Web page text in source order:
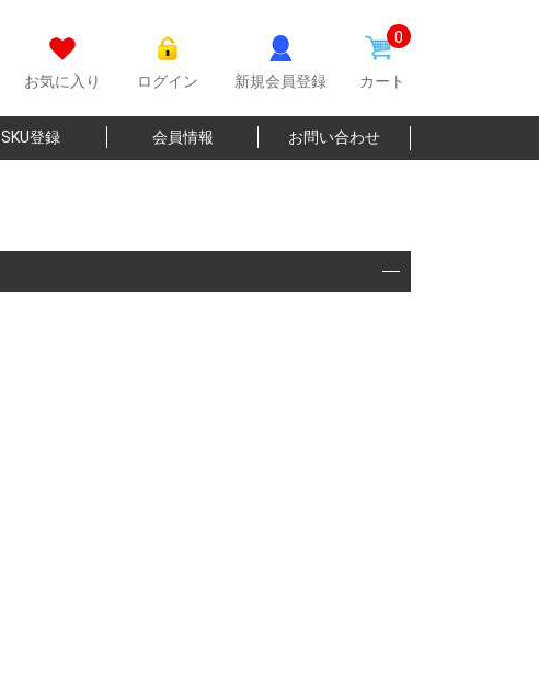
お気に入り ログイン 新規会員登録
0
カート
SKU登録 会員情報 お問い合わせ